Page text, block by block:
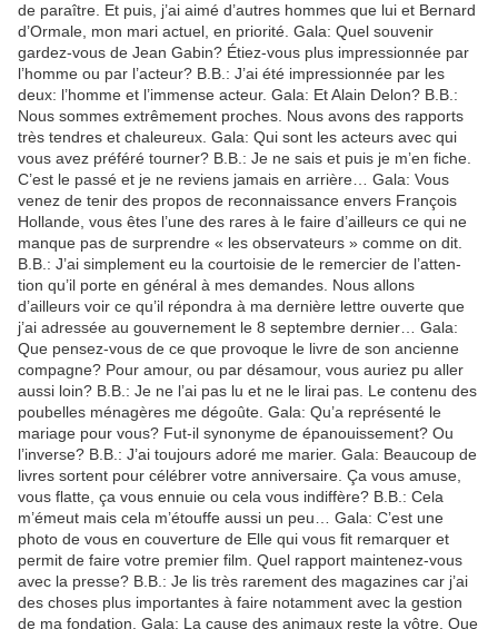
de paraître. Et puis, j’ai aimé d’autres hommes que lui et Bernard
d’Or­male, mon mari actuel, en prio­rité. Gala: Quel souve­nir
gardez-vous de Jean Gabin? Étiez-vous plus impres­sion­née par
l’homme ou par l’ac­teur? B.B.: J’ai été impres­sion­née par les
deux: l’homme et l’im­mense acteur. Gala: Et Alain Delon? B.B.:
Nous sommes extrê­me­ment proches. Nous avons des rapports
très tendres et chaleu­reux. Gala: Qui sont les acteurs avec qui
vous avez préféré tour­ner? B.B.: Je ne sais et puis je m’en fiche.
C’est le passé et je ne reviens jamais en arriè­re… Gala: Vous
venez de tenir des propos de recon­nais­sance envers François
Hollande, vous êtes l’une des rares à le faire d’ailleurs ce qui ne
manque pas de surprendre « les obser­va­teurs » comme on dit.
B.B.: J’ai simple­ment eu la cour­toi­sie de le remer­cier de l’at­ten­
tion qu’il porte en géné­ral à mes demandes. Nous allons
d’ailleurs voir ce qu’il répon­dra à ma dernière lettre ouverte que
j’ai adres­sée au gouver­ne­ment le 8 septembre dernier… Gala:
Que pensez-vous de ce que provoque le livre de son ancienne
compagne? Pour amour, ou par désa­mour, vous auriez pu aller
aussi loin? B.B.: Je ne l’ai pas lu et ne le lirai pas. Le contenu des
poubelles ména­gères me dégoûte. Gala: Qu’a repré­senté le
mariage pour vous? Fut-il syno­nyme de épanouis­se­ment? Ou
l’in­verse? B.B.: J’ai toujours adoré me marier. Gala: Beau­coup de
livres sortent pour célé­brer votre anni­ver­saire. Ça vous amuse,
vous flatte, ça vous ennuie ou cela vous indif­fère? B.B.: Cela
m’émeut mais cela m’étouffe aussi un peu… Gala: C’est une
photo de vous en couver­ture de Elle qui vous fit remarquer et
permit de faire votre premier film. Quel rapport main­te­nez-vous
avec la presse? B.B.: Je lis très rare­ment des maga­zines car j’ai
des choses plus impor­tantes à faire notam­ment avec la gestion
de ma fonda­tion. Gala: La cause des animaux reste la vôtre. Que